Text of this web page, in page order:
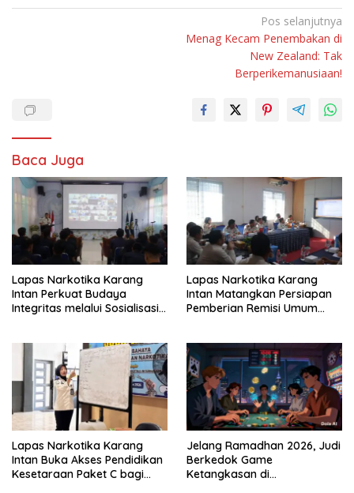
Pos selanjutnya
Menag Kecam Penembakan di
New Zealand: Tak
Berperikemanusiaan!
Baca Juga
Lapas Narkotika Karang
Intan Perkuat Budaya
Integritas melalui Sosialisasi
Lapas Narkotika Karang
Intan Matangkan Persiapan
Pemberian Remisi Umum
Lapas Narkotika Karang
Intan Buka Akses Pendidikan
Kesetaraan Paket C bagi
Jelang Ramadhan 2026, Judi
Berkedok Game
Ketangkasan di